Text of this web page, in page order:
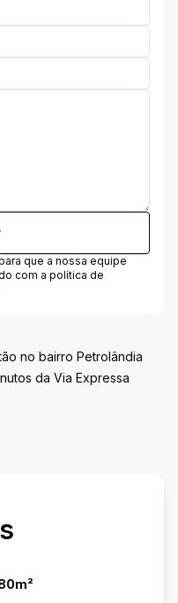
que a nossa equipe
com a política de
no bairro Petrolândia
da Via Expressa
m²